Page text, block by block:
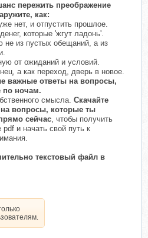
пережить преображение
как:
нет, и отпустить прошлое.
которые 'жгут ладонь'.
не из пустых обещаний, а из
от ожиданий и условий.
а как переход, дверь в новое.
важные ответы на вопросы,
по ночам.
смысла. Скачайте
вопросы, которые ты
сейчас, чтобы получить
и начать свой путь к
текстовый файл в